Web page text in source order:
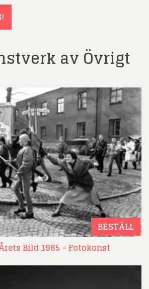
av Övrigt
BESTÄLL
Bild 1985 – Fotokonst